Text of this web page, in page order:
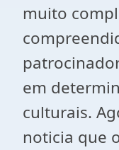
muito
em
culturais.
noticia que